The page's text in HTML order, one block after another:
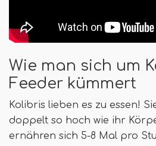
Wie man sich um
Feeder kümmert
Kolibris lieben es zu essen!
doppelt so hoch wie ihr
ernähren sich 5-8 Mal pro